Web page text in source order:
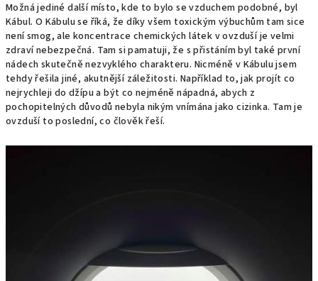
Možná jediné další místo, kde to bylo se vzduchem podobné, byl
Kábul. O Kábulu se říká, že díky všem toxickým výbuchům tam sice
není smog, ale koncentrace chemických látek v ovzduší je velmi
zdraví nebezpečná. Tam si pamatuji, že s přistáním byl také první
nádech skutečně nezvyklého charakteru. Nicméně v Kábulu jsem
tehdy řešila jiné, akutnější záležitosti. Například to, jak projít co
nejrychleji do džípu a být co nejméně nápadná, abych z
pochopitelných důvodů nebyla nikým vnímána jako cizinka. Tam je
ovzduší to poslední, co člověk řeší.